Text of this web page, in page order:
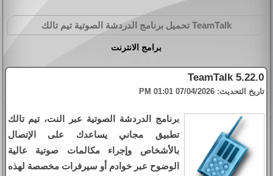
TeamTalk تحميل برنامج الدردشة الصوتية تيم تالك
برامج الانترنت
TeamTalk 5.22.0
تاريخ التحديث: 07/04/2026 01:01 PM
برنامج الدردشة الصوتية عبر النت، تيم تالك
تطبيق مجاني يساعدك على الإتصال
بالأشخاص وإجراء مكالمات صوتية عالية
الوضوح عبر خوادم أو سيرفرات مخصصة لهذه